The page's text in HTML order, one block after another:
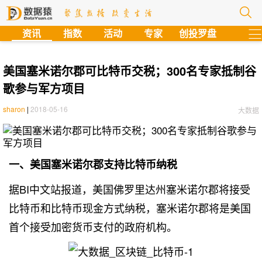
资讯 指数 活动 专家 创投罗盘
美国塞米诺尔郡可比特币交税；300名专家抵制谷
歌参与军方项目
大数据
sharon | 2018-05-16
一、美国塞米诺尔郡支持比特币纳税
据BI中文站报道，美国佛罗里达州塞米诺尔郡将接受
比特币和比特币现金方式纳税，塞米诺尔郡将是美国
首个接受加密货币支付的政府机构。